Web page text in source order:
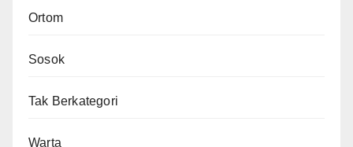
Ortom
Sosok
Tak Berkategori
Warta